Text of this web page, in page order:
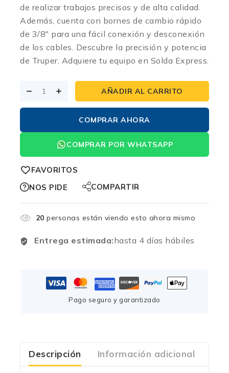
de realizar trabajos precisos y de alta calidad.
Además, cuenta con bornes de cambio rápido
de 3/8″ para una fácil conexión y desconexión
de los cables. Descubre la precisión y potencia
de Truper. Adquiere tu equipo en Solda Express.
AÑADIR AL CARRITO
COMPRAR AHORA
COMPRAR POR WHATSAPP
FAVORITOS
NOS PIDE
COMPARTIR
20 personas están viendo esto ahora mismo
Entrega estimada:hasta 4 días hábiles
Pago seguro y garantizado
Descripción Información adicional